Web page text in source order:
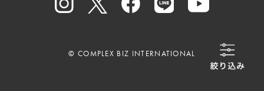
© COMPLEX BIZ INTERNATIONAL